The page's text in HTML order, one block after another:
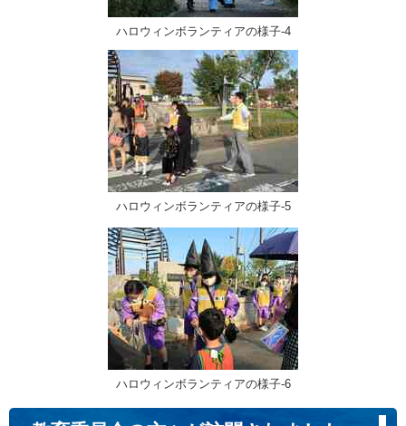
ハロウィンボランティアの様子-4
ハロウィンボランティアの様子-5
ハロウィンボランティアの様子-6